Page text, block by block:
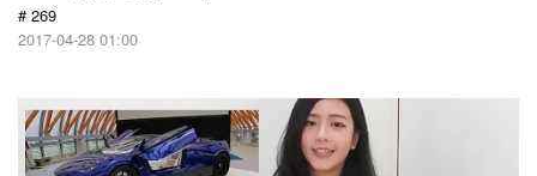
# 269
2017-04-28 01:00